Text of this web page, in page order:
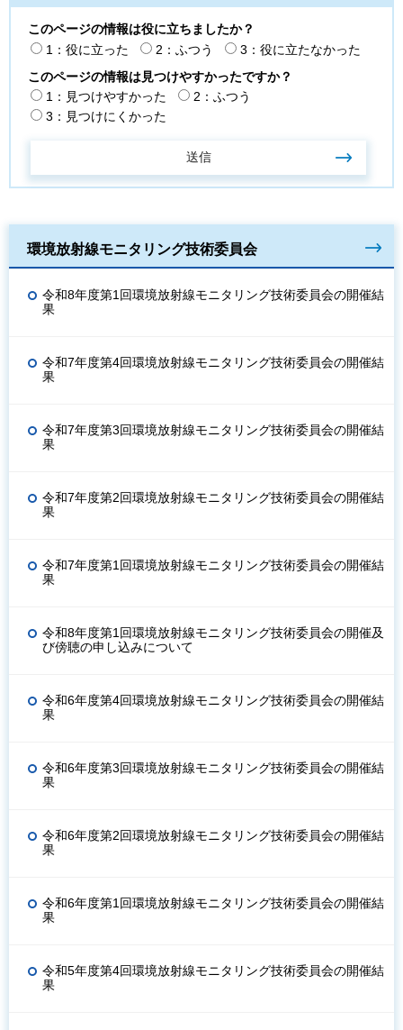
このページの情報は役に立ちましたか？
1：役に立った
2：ふつう
3：役に立たなかった
このページの情報は見つけやすかったですか？
1：見つけやすかった
2：ふつう
3：見つけにくかった
環境放射線モニタリング技術委員会
令和8年度第1回環境放射線モニタリング技術委員会の開催結
果
令和7年度第4回環境放射線モニタリング技術委員会の開催結
果
令和7年度第3回環境放射線モニタリング技術委員会の開催結
果
令和7年度第2回環境放射線モニタリング技術委員会の開催結
果
令和7年度第1回環境放射線モニタリング技術委員会の開催結
果
令和8年度第1回環境放射線モニタリング技術委員会の開催及
び傍聴の申し込みについて
令和6年度第4回環境放射線モニタリング技術委員会の開催結
果
令和6年度第3回環境放射線モニタリング技術委員会の開催結
果
令和6年度第2回環境放射線モニタリング技術委員会の開催結
果
令和6年度第1回環境放射線モニタリング技術委員会の開催結
果
令和5年度第4回環境放射線モニタリング技術委員会の開催結
果